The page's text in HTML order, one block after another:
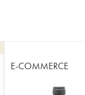
E-COMMERCE